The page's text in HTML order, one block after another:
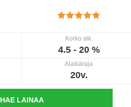
Korko alk.
4.5 - 20 %
Alaikäraja
20v.
HAE LAINAA